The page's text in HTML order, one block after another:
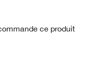
ce produit